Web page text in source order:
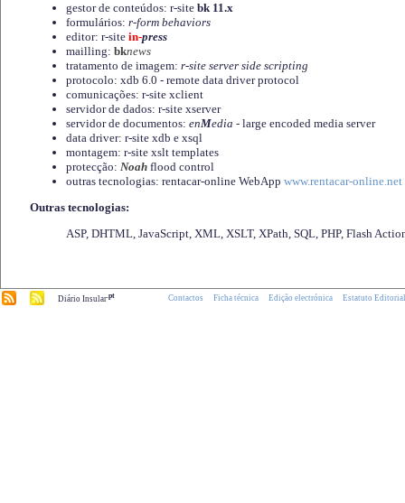
gestor de conteúdos: r-site bk 11.x
formulários: r-form behaviors
editor: r-site in-press
mailling: bknews
tratamento de imagem: r-site server side scripting
protocolo: xdb 6.0 - remote data driver protocol
comunicações: r-site xclient
servidor de dados: r-site xserver
servidor de documentos: enMedia - large encoded media server
data driver: r-site xdb e xsql
montagem: r-site xslt templates
protecção: Noah flood control
outras tecnologias: rentacar-online WebApp www.rentacar-online.net
Outras tecnologias:
ASP, DHTML, JavaScript, XML, XSLT, XPath, SQL, PHP, Flash
Diário Insular.pt Contactos Ficha técnica Edição electrónica Estatuto Editorial